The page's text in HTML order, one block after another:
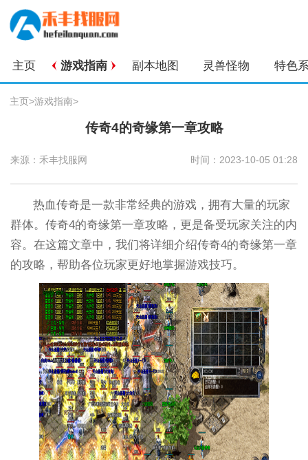
主页 游戏指南 副本地图 灵兽怪物 特色
主页>游戏指南>
传奇4的奇缘第一章攻略
来源：禾丰找服网 时间：2023-10-05 01:28
热血传奇是一款非常经典的游戏，拥有大量的玩家
群体。传奇4的奇缘第一章攻略，更是备受玩家关注的内
容。在这篇文章中，我们将详细介绍传奇4的奇缘第一章
的攻略，帮助各位玩家更好地掌握游戏技巧。